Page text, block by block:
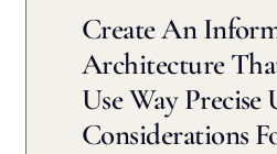
Create An
Architecture
Use Way
Considerations